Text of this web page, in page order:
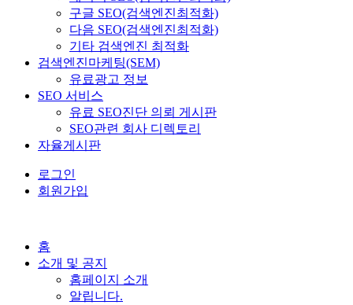
구글 SEO(검색엔진최적화)
다음 SEO(검색엔진최적화)
기타 검색엔진 최적화
검색엔진마케팅(SEM)
유료광고 정보
SEO 서비스
유료 SEO진단 의뢰 게시판
SEO관련 회사 디렉토리
자율게시판
로그인
회원가입
홈
소개 및 공지
홈페이지 소개
알립니다.